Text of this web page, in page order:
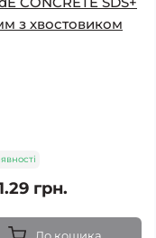
з хвостовиком
грн.